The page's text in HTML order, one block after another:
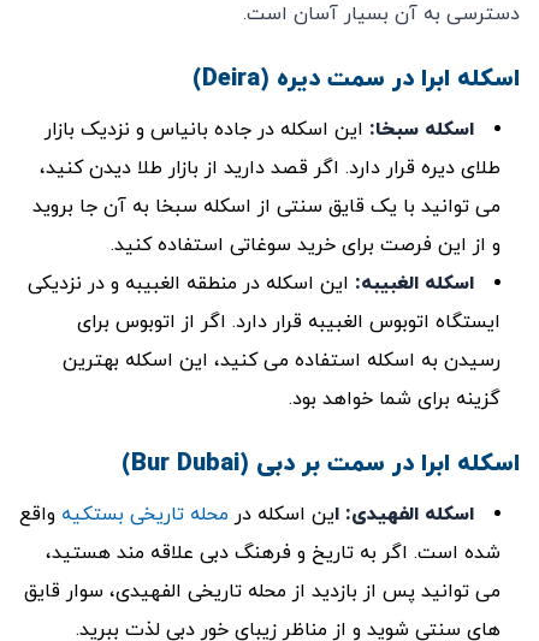
دسترسی به آن بسیار آسان است.
اسکله ابرا در سمت دیره (Deira)
اسکله سبخا: این اسکله در جاده بانیاس و نزدیک بازار
طلای دیره قرار دارد. اگر قصد دارید از بازار طلا دیدن کنید،
می ‌توانید با یک قایق سنتی از اسکله سبخا به آن جا بروید
و از این فرصت برای خرید سوغاتی استفاده کنید.
اسکله الغبیبه: این اسکله در منطقه الغبیبه و در نزدیکی
ایستگاه اتوبوس الغبیبه قرار دارد. اگر از اتوبوس برای
رسیدن به اسکله استفاده می ‌کنید، این اسکله بهترین
گزینه برای شما خواهد بود.
اسکله ابرا در سمت بر دبی (Bur Dubai)
اسکله الفهیدی: این اسکله در محله تاریخی بستکیه واقع
شده است. اگر به تاریخ و فرهنگ دبی علاقه‌ مند هستید،
می ‌توانید پس از بازدید از محله تاریخی الفهیدی، سوار قایق
‌های سنتی شوید و از مناظر زیبای خور دبی لذت ببرید.